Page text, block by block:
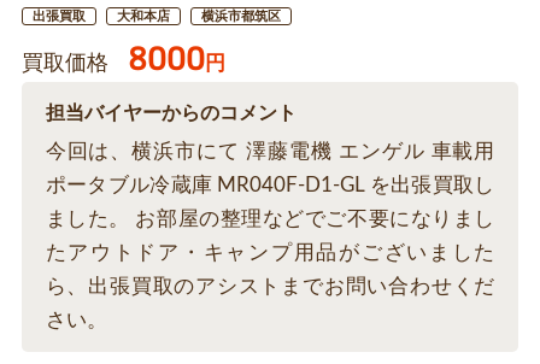
出張買取 大和本店 横浜市都筑区
買取価格 8000円
担当バイヤーからのコメント
今回は、横浜市にて 澤藤電機 エンゲル 車載用
ポータブル冷蔵庫 MR040F-D1-GL を出張買取し
ました。 お部屋の整理などでご不要になりまし
たアウトドア・キャンプ用品がございました
ら、出張買取のアシストまでお問い合わせくだ
さい。